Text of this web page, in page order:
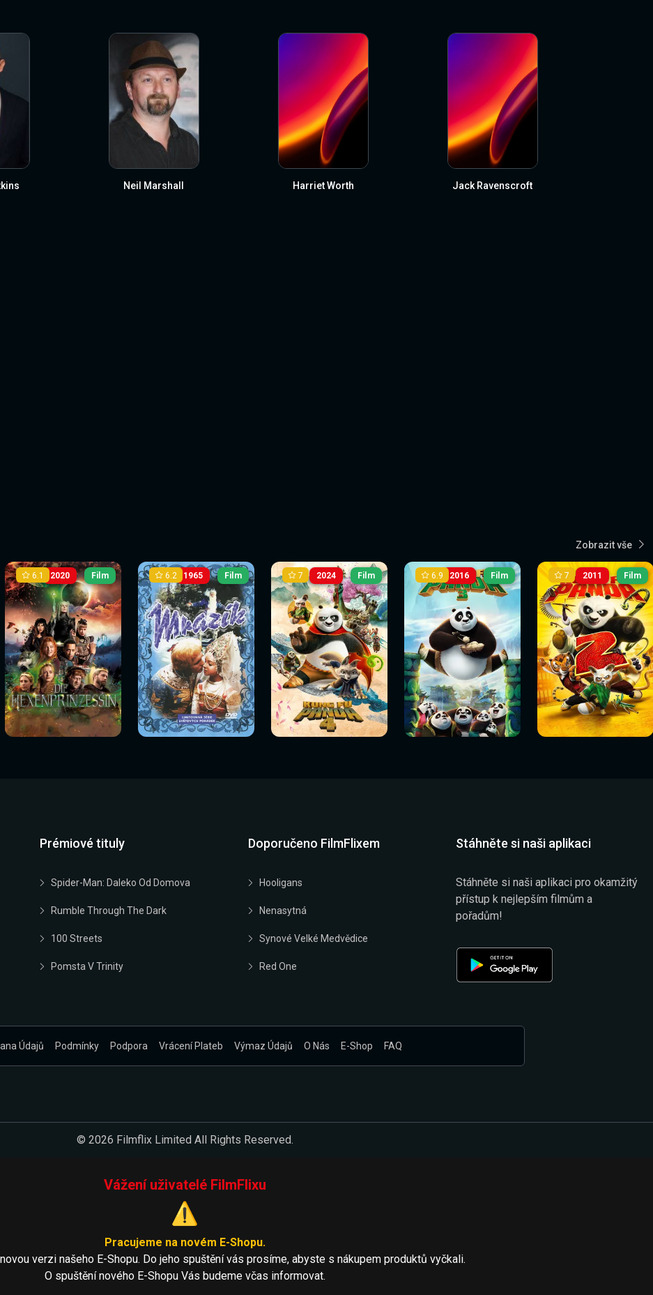
Neil Marshall Harriet Worth Jack Ravenscroft
Zobrazit vše
2020
Sledovat
nyní
6.1 Film
Sledovat nyní
1965
Sledovat
nyní
6.2 Film
Sledovat nyní
2024
Sledovat
nyní
7 Film
Sledovat nyní
2016
Sledovat
nyní
6.9 Film
Sledovat nyní
2011
Sledovat
nyní
7 Film
Sledovat nyní
Prémiové tituly
Spider-Man: Daleko Od Domova
Rumble Through The Dark
100 Streets
Pomsta V Trinity
Doporučeno FilmFlixem
Hooligans
Nenasytná
Synové Velké Medvědice
Red One
Stáhněte si naši aplikaci
Stáhněte si naši aplikaci pro okamžitý
přístup k nejlepším filmům a
pořadům!
Údajů Podmínky Podpora Vrácení Plateb Výmaz Údajů O Nás E-Shop FAQ
© 2026 Filmflix Limited All Rights Reserved.
Vážení uživatelé FilmFlixu
⚠️
Pracujeme na novém E-Shopu.
verzi našeho E-Shopu. Do jeho spuštění vás prosíme, abyste s nákupem produktů vyčkali.
O spuštění nového E-Shopu Vás budeme včas informovat.